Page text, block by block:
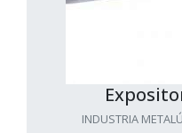
INDUSTRIA